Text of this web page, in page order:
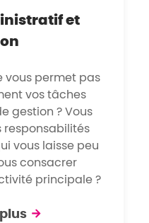
et
vous permet pas
vos tâches
gestion ? Vous
responsabilités
vous laisse peu
consacrer
principale ?